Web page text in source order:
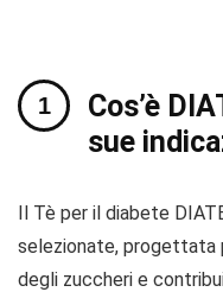
Cos’è
sue
Il Tè per il diabete
selezionate, progettata
degli zuccheri e